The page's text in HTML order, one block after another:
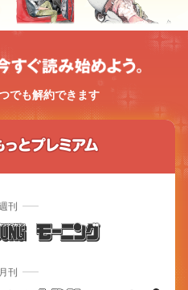
0円トライアルで今すぐ読
み始めよう。
でも解約できます
DAYSもっとプレミア
刊
月刊